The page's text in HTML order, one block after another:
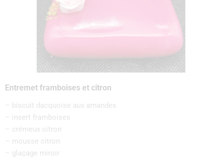
Entremet framboises et citron
– biscuit dacquoise aux amandes
– insert framboises
– crémeux citron
– mousse citron
– glaçage miroir